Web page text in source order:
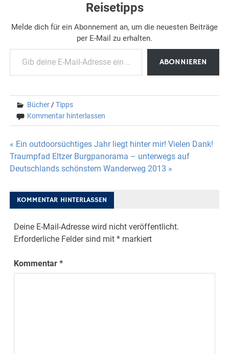
Reisetipps
Melde dich für ein Abonnement an, um die neuesten Beiträge
per E-Mail zu erhalten.
Gib deine E-Mail-Adresse ein ...
ABONNIEREN
Bücher /Tipps
Kommentar hinterlassen
Beitragsnavigation
« Ein outdoorsüchtiges Jahr liegt hinter mir! Vielen Dank!
Traumpfad Eltzer Burgpanorama – unterwegs auf
Deutschlands schönstem Wanderweg 2013 »
KOMMENTAR HINTERLASSEN
Deine E-Mail-Adresse wird nicht veröffentlicht.
Erforderliche Felder sind mit* markiert
Kommentar*